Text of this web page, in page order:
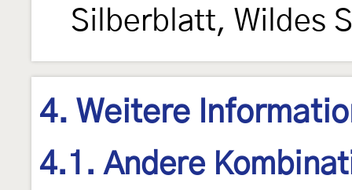
Silberblatt, Wildes
4. Weitere
4.1. Andere